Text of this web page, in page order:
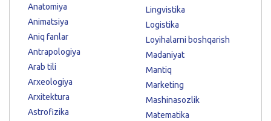
Anatomiya
Animatsiya
Aniq fanlar
Antrapologiya
Arab tili
Arxeologiya
Arxitektura
Astrofizika
Lingvistika
Logistika
Loyihalarni boshqarish
Madaniyat
Mantiq
Marketing
Mashinasozlik
Matematika